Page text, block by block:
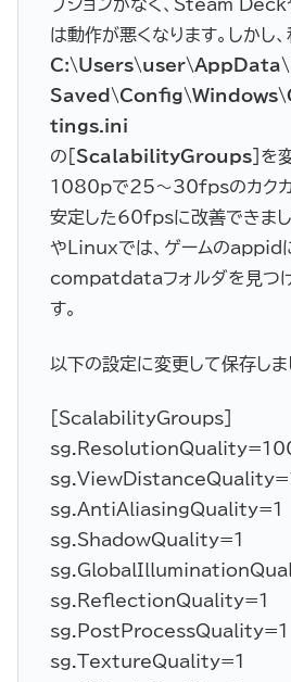
プションがなく、Steam Deck
は動作が悪くなります。しかし
tings.ini
の[ ScalabilityGroups]を
1080pで25〜30fpsのカクカ
安定した60fpsに改善できま
やLinuxでは、ゲームのappid
compatdataフォルダを見つ
す。
以下の設定に変更して保存しま
[ScalabilityGroups]
sg.AntiAliasingQuality=1
sg.ShadowQuality=1
sg.ReflectionQuality=1
sg.PostProcessQuality=1
sg.TextureQuality=1